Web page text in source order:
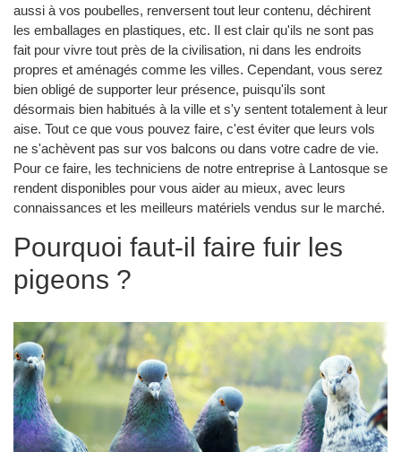
aussi à vos poubelles, renversent tout leur contenu, déchirent
les emballages en plastiques, etc. Il est clair qu'ils ne sont pas
fait pour vivre tout près de la civilisation, ni dans les endroits
propres et aménagés comme les villes. Cependant, vous serez
bien obligé de supporter leur présence, puisqu'ils sont
désormais bien habitués à la ville et s'y sentent totalement à leur
aise. Tout ce que vous pouvez faire, c'est éviter que leurs vols
ne s'achèvent pas sur vos balcons ou dans votre cadre de vie.
Pour ce faire, les techniciens de notre entreprise à Lantosque se
rendent disponibles pour vous aider au mieux, avec leurs
connaissances et les meilleurs matériels vendus sur le marché.
Pourquoi faut-il faire fuir les
pigeons ?